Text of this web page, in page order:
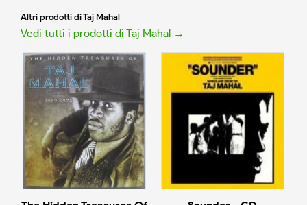
Altri prodotti di Taj Mahal
Vedi tutti i prodotti di Taj Mahal →